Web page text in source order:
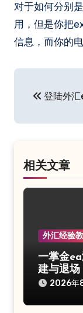
对于如何分别
用，但是你把
信息，而你的
导
登陆外
相关文章
外汇经验
一掌金
建与退场
2026年